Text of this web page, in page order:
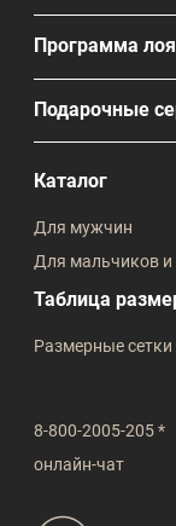
8-800-2005-205 *
онлайн-чат
Программа
Подарочные
Каталог
Для мужчин
Для мальчиков и
Таблица
Размерные сетки